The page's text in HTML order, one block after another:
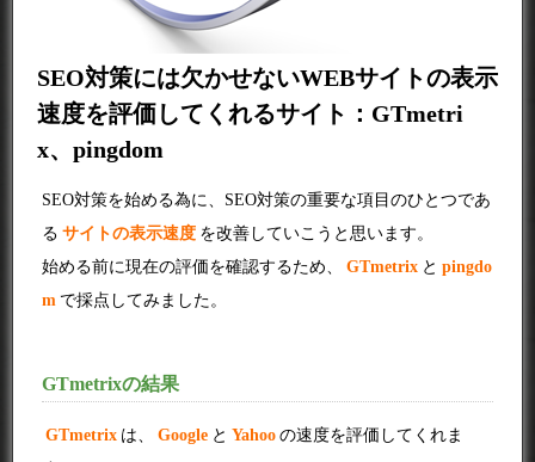
SEO対策には欠かせないWEBサイトの表示
速度を評価してくれるサイト：GTmetri
x、pingdom
SEO対策を始める為に、SEO対策の重要な項目のひとつであ
る サイトの表示速度 を改善していこうと思います。
始める前に現在の評価を確認するため、
GTmetrix と pingdo
m で採点してみました。
GTmetrixの結果
GTmetrix は、 Google と Yahoo の速度を評価してくれま